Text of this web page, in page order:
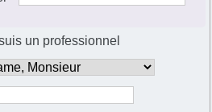
un professionnel